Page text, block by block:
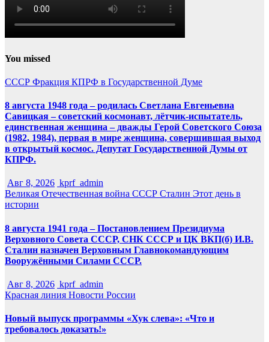
You missed
СССР Фракция КПРФ в Государственной Думе
8 августа 1948 года – родилась Светлана Евгеньевна
Савицкая – советский космонавт, лётчик-испытатель,
единственная женщина – дважды Герой Советского Союза
(1982, 1984), первая в мире женщина, совершившая выход
в открытый космос. Депутат Государственной Думы от
КПРФ.
Авг 8, 2026 kprf_admin
Великая Отечественная война СССР Сталин Этот день в
истории
8 августа 1941 года – Постановлением Президиума
Верховного Совета СССР, СНК СССР и ЦК ВКП(б) И.В.
Сталин назначен Верховным Главнокомандующим
Вооружёнными Силами СССР.
Авг 8, 2026 kprf_admin
Красная линия Новости России
Новый выпуск программы «Хук слева»: «Что и
требовалось доказать!»